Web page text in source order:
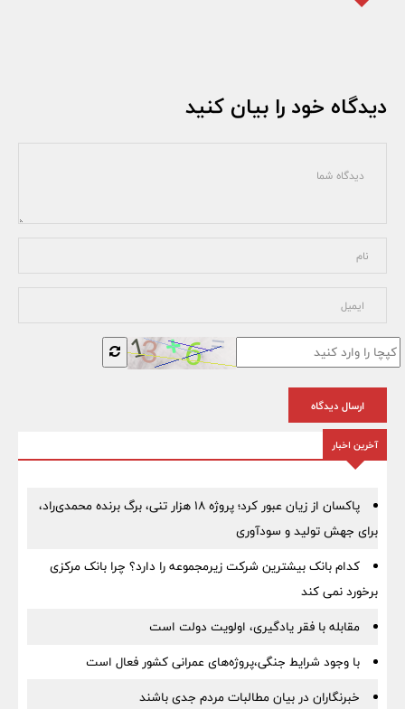
دیدگاه خود را بیان کنید
ارسال دیدگاه
آخرین اخبار
پاکسان از زیان عبور کرد؛ پروژه ۱۸ هزار تنی، برگ برنده محمدی‌راد،
برای جهش تولید و سودآوری
کدام بانک بیشترین شرکت زیرمجموعه را دارد؟ چرا بانک مرکزی
برخورد نمی کند
مقابله با فقر یادگیری، اولویت دولت است
با وجود شرایط جنگی،پروژه‌های عمرانی کشور فعال است
خبرنگاران در بیان مطالبات مردم جدی باشند